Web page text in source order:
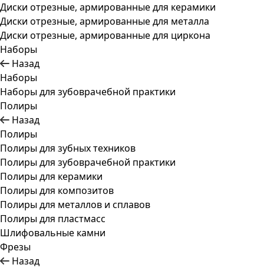
Диски отрезные, армированные для керамики
Диски отрезные, армированные для металла
Диски отрезные, армированные для циркона
Наборы
Назад
Наборы
Наборы для зубоврачебной практики
Полиры
Назад
Полиры
Полиры для зубных техников
Полиры для зубоврачебной практики
Полиры для керамики
Полиры для композитов
Полиры для металлов и сплавов
Полиры для пластмасс
Шлифовальные камни
Фрезы
Назад